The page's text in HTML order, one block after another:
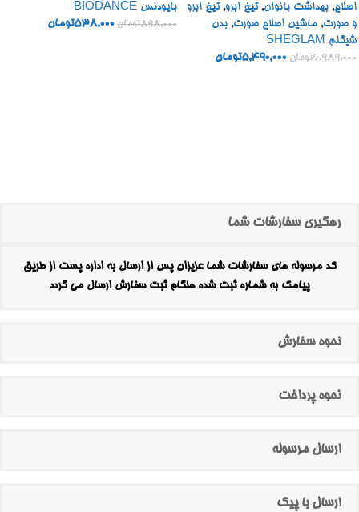
اصلاح, بهداشت بانوان, تیغ ابرو, تیغ ابرو
و صورت, ماشین اصلاح صورت, بدن
شیگلم SHEGLAM
6,989,000تومان 5,490,000تومان
بایودنس BIODANCE
898,000تومان 538,000تومان
رهگیری سفارشات شما
کد مرسوله های سفارشات شما عزیزان پس از ارسال به اداره پست از طریق
پیامک به شماره ثبت شده هنگام ثبت سفارش ارسال می گردد
نحوه سفارش
نحوه پرداخت
ارسال مرسوله
ارسال با پیک